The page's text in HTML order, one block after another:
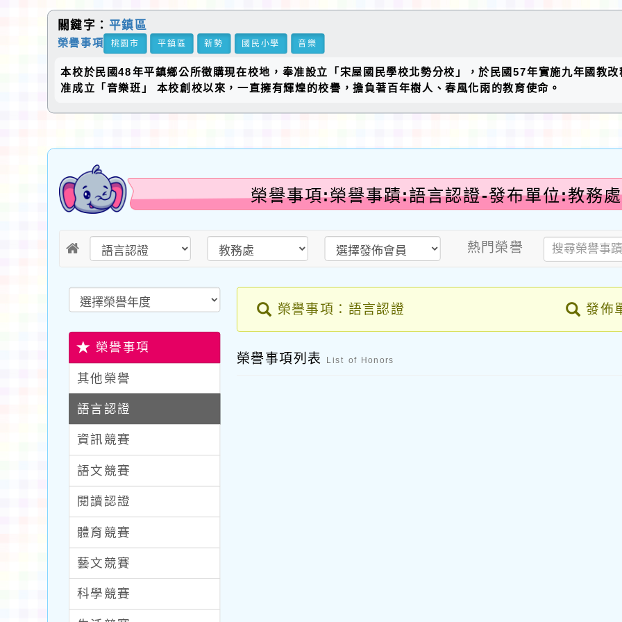
關鍵字： 平鎮區
榮譽事項 桃園市 平鎮區 新勢 國民小學 音樂
本校於民國48年平鎮鄉公所徵購現在校地，奉准設立「宋屋國民學校北勢分校」，於民國57年實施九年國教
准成立「音樂班」 本校創校以來，一直擁有輝煌的校譽，擔負著百年樹人、春風化雨的教育使命。
榮譽事項:榮譽事蹟:語言認證-發布單位:教務
熱門榮譽
榮譽事項
其他榮譽
語言認證
資訊競賽
語文競賽
閱讀認證
體育競賽
藝文競賽
科學競賽
榮譽事項：語言認證 發佈
榮譽事項列表 List of Honors